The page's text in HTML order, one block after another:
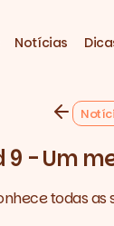
Notícias
9 - Um
todas